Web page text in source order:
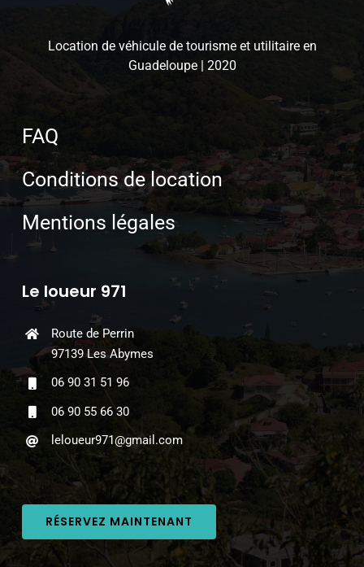
Location de véhicule de tourisme et utilitaire en
Guadeloupe | 2020
FAQ
Conditions de location
Mentions légales
Le loueur 971
Route de Perrin
97139 Les Abymes
06 90 31 51 96
06 90 55 66 30
leloueur971@gmail.com
RÉSERVEZ MAINTENANT